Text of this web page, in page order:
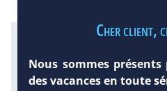
Infos plages :
Dist. Distance:
Long.
Cher client,
Nous sommes
des vacances en toute